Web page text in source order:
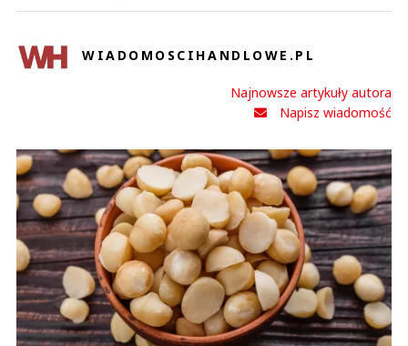
WIADOMOSCIHANDLOWE.PL
Najnowsze artykuły autora
Napisz wiadomość